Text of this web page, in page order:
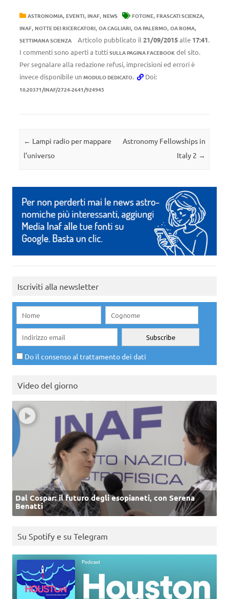
ASTRONOMIA, EVENTI, INAF, NEWS FOTONE, FRASCATI SCIENZA,
INAF, NOTTE DEI RICERCATORI, OA CAGLIARI, OA PALERMO, OA ROMA,
SETTIMANA SCIENZA Articolo pubblicato il 21/09/2015alle 17:41.
I commenti sono aperti a tutti SULLA PAGINA FACEBOOK del sito.
Per segnalare alla redazione refusi, imprecisioni ed errori è
invece disponibile un MODULO DEDICATO. Doi:
10.20371/INAF/2724-2641/924945
Navigazione articolo
← Lampi radio per mappare
l’universo
Astronomy Fellowships in
Italy 2 →
Iscriviti alla newsletter
Do il consenso al trattamento dei dati
Video del giorno
Dal Cospar: il futuro degli esopianeti, con Serena
Benatti
Su Spotify e su Telegram